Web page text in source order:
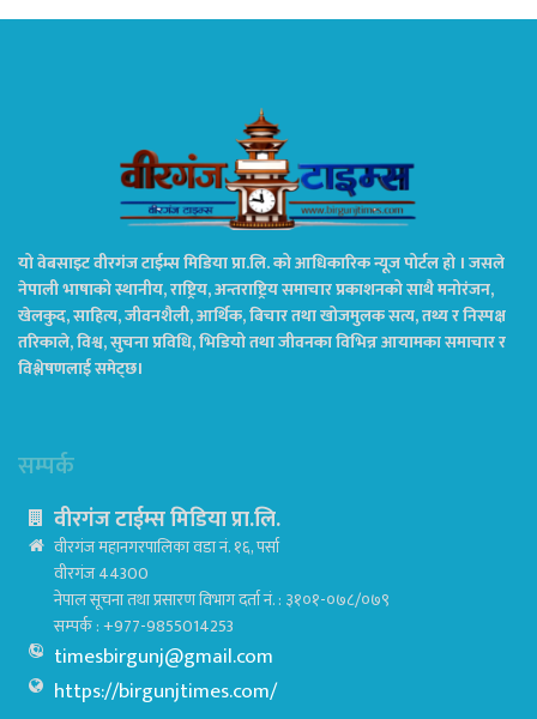
यो वेबसाइट वीरगंज टाईम्स मिडिया प्रा.लि. को आधिकारिक न्यूज पोर्टल हो । जसले
नेपाली भाषाको स्थानीय, राष्ट्रिय, अन्तराष्ट्रिय समाचार प्रकाशनको साथै मनोरंजन,
खेलकुद, साहित्य, जीवनशैली, आर्थिक, बिचार तथा खोजमुलक सत्य, तथ्य र निस्पक्ष
तरिकाले, विश्व, सुचना प्रविधि, भिडियो तथा जीवनका विभिन्न आयामका समाचार र
विश्लेषणलाई समेट्छ।
सम्पर्क
वीरगंज टाईम्स मिडिया प्रा.लि.
वीरगंज महानगरपालिका वडा नं. १६, पर्सा
वीरगंज 44300
नेपाल सूचना तथा प्रसारण विभाग दर्ता नं. : ३१०१-०७८/०७९
सम्पर्क : +977-9855014253
timesbirgunj@gmail.com
https://birgunjtimes.com/